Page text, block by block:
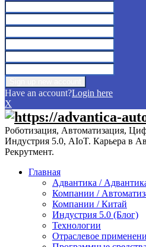
Have an account?Login here
X
Роботизация, Автоматизация,
Индустрия 5.0, AIoT. Карьера в
Рекрутмент.
Главная
Адвантика /
Компании /
Компании / Китай
Индустрия 5.0 (Блог)
Технологии
Отраслевое